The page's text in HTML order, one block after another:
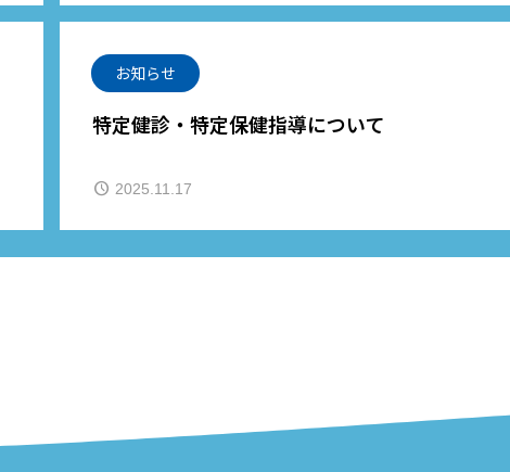
お知らせ
特定健診・特定保健指導について
2025.11.17